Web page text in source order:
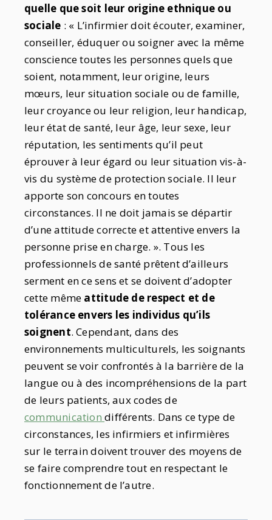
quelle que soit leur origine ethnique ou
sociale : « L’infirmier doit écouter, examiner,
conseiller, éduquer ou soigner avec la même
conscience toutes les personnes quels que
soient, notamment, leur origine, leurs
mœurs, leur situation sociale ou de famille,
leur croyance ou leur religion, leur handicap,
leur état de santé, leur âge, leur sexe, leur
réputation, les sentiments qu’il peut
éprouver à leur égard ou leur situation vis-à-
vis du système de protection sociale. Il leur
apporte son concours en toutes
circonstances. Il ne doit jamais se départir
d’une attitude correcte et attentive envers la
personne prise en charge. ». Tous les
professionnels de santé prêtent d’ailleurs
serment en ce sens et se doivent d’adopter
cette même attitude de respect et de
tolérance envers les individus qu’ils
soignent. Cependant, dans des
environnements multiculturels, les soignants
peuvent se voir confrontés à la barrière de la
langue ou à des incompréhensions de la part
de leurs patients, aux codes de
communicationdifférents. Dans ce type de
circonstances, les infirmiers et infirmières
sur le terrain doivent trouver des moyens de
se faire comprendre tout en respectant le
fonctionnement de l’autre.